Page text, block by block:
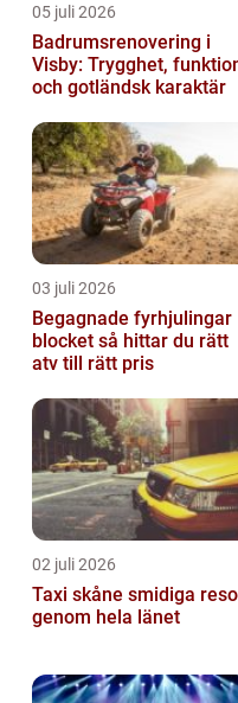
05 juli 2026
Badrumsrenovering i
Visby: Trygghet,
och gotländsk karaktär
03 juli 2026
Begagnade fyrhjulingar
blocket så hittar du rätt
atv till rätt pris
02 juli 2026
Taxi skåne smidiga resor
genom hela länet